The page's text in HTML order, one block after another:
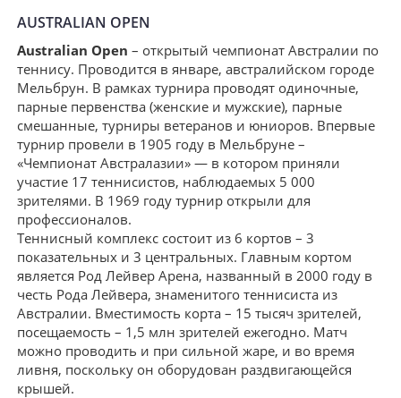
AUSTRALIAN OPEN
Australian Open – открытый чемпионат Австралии по
теннису. Проводится в январе, австралийском городе
Мельбрун. В рамках турнира проводят одиночные,
парные первенства (женские и мужские), парные
смешанные, турниры ветеранов и юниоров. Впервые
турнир провели в 1905 году в Мельбруне –
«Чемпионат Австралазии» — в котором приняли
участие 17 теннисистов, наблюдаемых 5 000
зрителями. В 1969 году турнир открыли для
профессионалов.
Теннисный комплекс состоит из 6 кортов – 3
показательных и 3 центральных. Главным кортом
является Род Лейвер Арена, названный в 2000 году в
честь Рода Лейвера, знаменитого теннисиста из
Австралии. Вместимость корта – 15 тысяч зрителей,
посещаемость – 1,5 млн зрителей ежегодно. Матч
можно проводить и при сильной жаре, и во время
ливня, поскольку он оборудован раздвигающейся
крышей.